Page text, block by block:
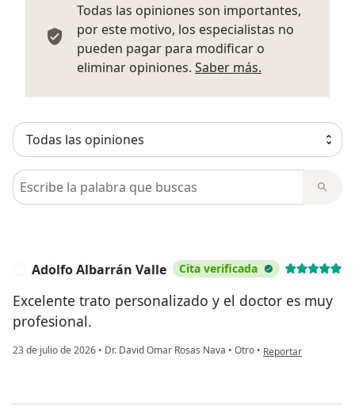
Todas las opiniones son importantes,
por este motivo, los especialistas no
pueden pagar para modificar o
eliminar opiniones. Saber más.
Busca en opiniones
Adolfo Albarrán Valle Cita verificada
Excelente trato personalizado y el doctor es muy
profesional.
23 de julio de 2026 • Dr. David Omar Rosas Nava • Otro • en opinión del
Reportar